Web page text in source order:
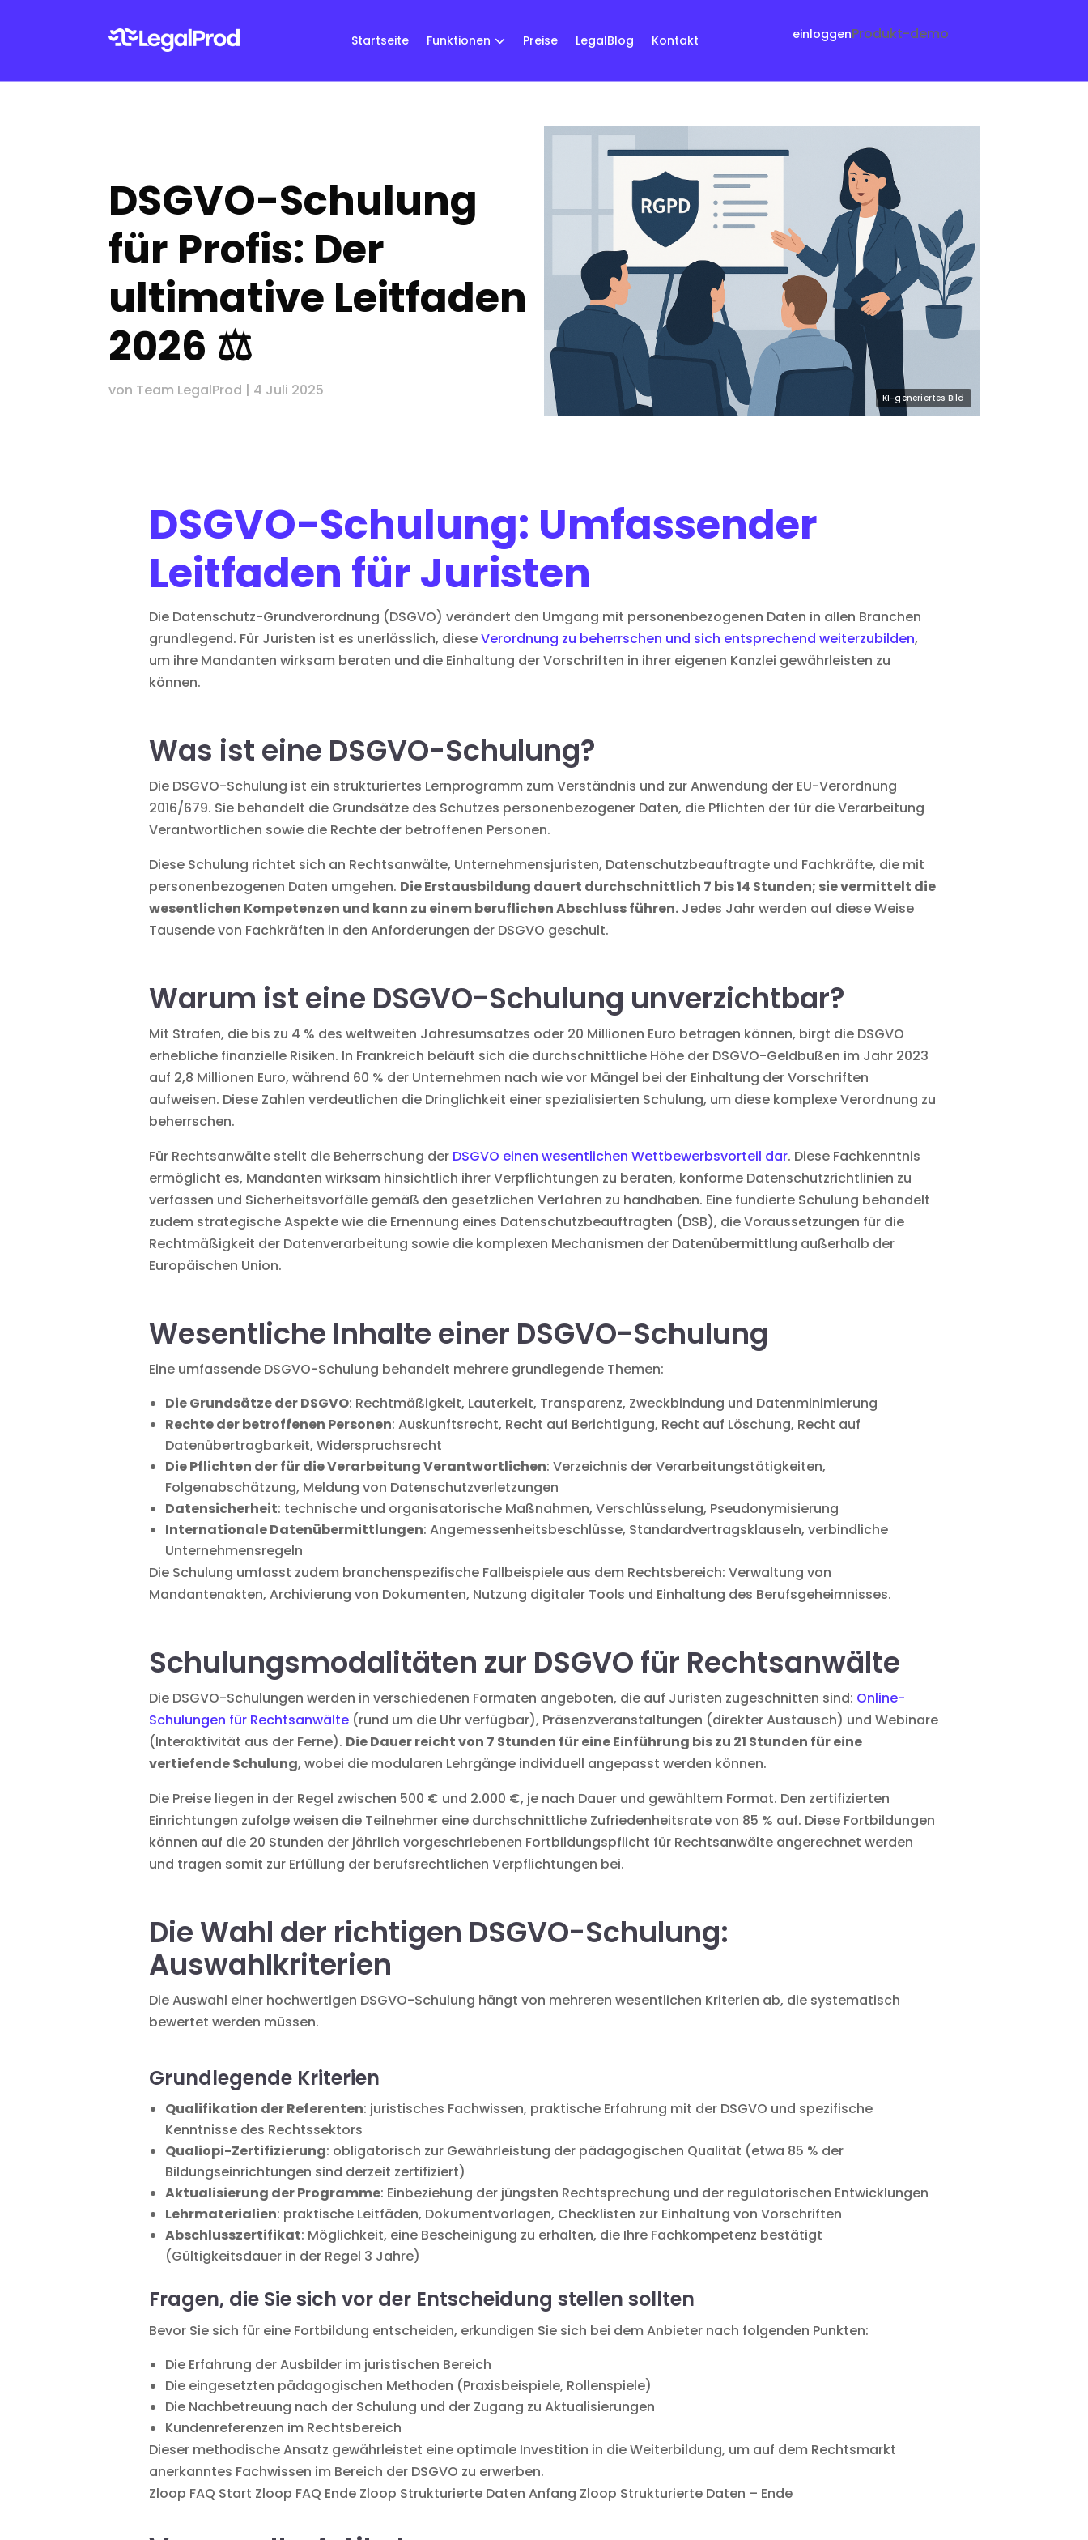
Startseite Funktionen Preise LegalBlog Kontakt einloggenProdukt-demo
DSGVO-Schulung
für Profis: Der
ultimative Leitfaden
2026 ⚖️
von Team LegalProd | 4 Juli 2025
DSGVO-Schulung: Umfassender
Leitfaden für Juristen
Die Datenschutz-Grundverordnung (DSGVO) verändert den Umgang mit personenbezogenen Daten in allen Branchen
grundlegend. Für Juristen ist es unerlässlich, dieseVerordnung zu beherrschen und sich entsprechend weiterzubilden,
um ihre Mandanten wirksam beraten und die Einhaltung der Vorschriften in ihrer eigenen Kanzlei gewährleisten zu
können.
Was ist eine DSGVO-Schulung?
Die DSGVO-Schulung ist ein strukturiertes Lernprogramm zum Verständnis und zur Anwendung der EU-Verordnung
2016/679. Sie behandelt die Grundsätze des Schutzes personenbezogener Daten, die Pflichten der für die Verarbeitung
Verantwortlichen sowie die Rechte der betroffenen Personen.
Diese Schulung richtet sich an Rechtsanwälte, Unternehmensjuristen, Datenschutzbeauftragte und Fachkräfte, die mit
personenbezogenen Daten umgehen. Die Erstausbildung dauert durchschnittlich 7 bis 14 Stunden; sie vermittelt die
wesentlichen Kompetenzen und kann zu einem beruflichen Abschluss führen. Jedes Jahr werden auf diese Weise
Tausende von Fachkräften in den Anforderungen der DSGVO geschult.
Warum ist eine DSGVO-Schulung unverzichtbar?
Mit Strafen, die bis zu 4 % des weltweiten Jahresumsatzes oder 20 Millionen Euro betragen können, birgt die DSGVO
erhebliche finanzielle Risiken. In Frankreich beläuft sich die durchschnittliche Höhe der DSGVO-Geldbußen im Jahr 2023
auf 2,8 Millionen Euro, während 60 % der Unternehmen nach wie vor Mängel bei der Einhaltung der Vorschriften
aufweisen. Diese Zahlen verdeutlichen die Dringlichkeit einer spezialisierten Schulung, um diese komplexe Verordnung zu
beherrschen.
Für Rechtsanwälte stellt die Beherrschung der DSGVO einen wesentlichen Wettbewerbsvorteil dar. Diese Fachkenntnis
ermöglicht es, Mandanten wirksam hinsichtlich ihrer Verpflichtungen zu beraten, konforme Datenschutzrichtlinien zu
verfassen und Sicherheitsvorfälle gemäß den gesetzlichen Verfahren zu handhaben. Eine fundierte Schulung behandelt
zudem strategische Aspekte wie die Ernennung eines Datenschutzbeauftragten (DSB), die Voraussetzungen für die
Rechtmäßigkeit der Datenverarbeitung sowie die komplexen Mechanismen der Datenübermittlung außerhalb der
Europäischen Union.
Wesentliche Inhalte einer DSGVO-Schulung
Eine umfassende DSGVO-Schulung behandelt mehrere grundlegende Themen:
Die Grundsätze der DSGVO: Rechtmäßigkeit, Lauterkeit, Transparenz, Zweckbindung und Datenminimierung
Rechte der betroffenen Personen: Auskunftsrecht, Recht auf Berichtigung, Recht auf Löschung, Recht auf
Datenübertragbarkeit, Widerspruchsrecht
Die Pflichten der für die Verarbeitung Verantwortlichen: Verzeichnis der Verarbeitungstätigkeiten,
Folgenabschätzung, Meldung von Datenschutzverletzungen
Datensicherheit: technische und organisatorische Maßnahmen, Verschlüsselung, Pseudonymisierung
Internationale Datenübermittlungen: Angemessenheitsbeschlüsse, Standardvertragsklauseln, verbindliche
Unternehmensregeln
Die Schulung umfasst zudem branchenspezifische Fallbeispiele aus dem Rechtsbereich: Verwaltung von
Mandantenakten, Archivierung von Dokumenten, Nutzung digitaler Tools und Einhaltung des Berufsgeheimnisses.
Schulungsmodalitäten zur DSGVO für Rechtsanwälte
Die DSGVO-Schulungen werden in verschiedenen Formaten angeboten, die auf Juristen zugeschnitten sind: Online-
Schulungen für Rechtsanwälte (rund um die Uhr verfügbar), Präsenzveranstaltungen (direkter Austausch) und Webinare
(Interaktivität aus der Ferne). Die Dauer reicht von 7 Stunden für eine Einführung bis zu 21 Stunden für eine
vertiefende Schulung, wobei die modularen Lehrgänge individuell angepasst werden können.
Die Preise liegen in der Regel zwischen 500 € und 2.000 €, je nach Dauer und gewähltem Format. Den zertifizierten
Einrichtungen zufolge weisen die Teilnehmer eine durchschnittliche Zufriedenheitsrate von 85 % auf. Diese Fortbildungen
können auf die 20 Stunden der jährlich vorgeschriebenen Fortbildungspflicht für Rechtsanwälte angerechnet werden
und tragen somit zur Erfüllung der berufsrechtlichen Verpflichtungen bei.
Die Wahl der richtigen DSGVO-Schulung:
Auswahlkriterien
Die Auswahl einer hochwertigen DSGVO-Schulung hängt von mehreren wesentlichen Kriterien ab, die systematisch
bewertet werden müssen.
Grundlegende Kriterien
Qualifikation der Referenten: juristisches Fachwissen, praktische Erfahrung mit der DSGVO und spezifische
Kenntnisse des Rechtssektors
Qualiopi-Zertifizierung: obligatorisch zur Gewährleistung der pädagogischen Qualität (etwa 85 % der
Bildungseinrichtungen sind derzeit zertifiziert)
Aktualisierung der Programme: Einbeziehung der jüngsten Rechtsprechung und der regulatorischen Entwicklungen
Lehrmaterialien: praktische Leitfäden, Dokumentvorlagen, Checklisten zur Einhaltung von Vorschriften
Abschlusszertifikat: Möglichkeit, eine Bescheinigung zu erhalten, die Ihre Fachkompetenz bestätigt
(Gültigkeitsdauer in der Regel 3 Jahre)
Fragen, die Sie sich vor der Entscheidung stellen sollten
Bevor Sie sich für eine Fortbildung entscheiden, erkundigen Sie sich bei dem Anbieter nach folgenden Punkten:
Die Erfahrung der Ausbilder im juristischen Bereich
Die eingesetzten pädagogischen Methoden (Praxisbeispiele, Rollenspiele)
Die Nachbetreuung nach der Schulung und der Zugang zu Aktualisierungen
Kundenreferenzen im Rechtsbereich
Dieser methodische Ansatz gewährleistet eine optimale Investition in die Weiterbildung, um auf dem Rechtsmarkt
anerkanntes Fachwissen im Bereich der DSGVO zu erwerben.
Zloop FAQ Start Zloop FAQ Ende Zloop Strukturierte Daten Anfang Zloop Strukturierte Daten – Ende